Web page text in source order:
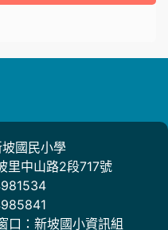
國民小學
里中山路2段717號
口：新坡國小資訊組